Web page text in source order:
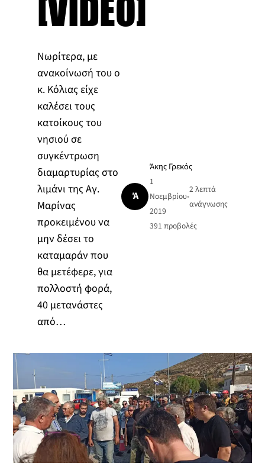
[VIDEO]
Νωρίτερα, με
ανακοίνωσή του ο
κ. Κόλιας είχε
καλέσει τους
κατοίκους του
νησιού σε
συγκέντρωση
διαμαρτυρίας στο
λιμάνι της Αγ.
Μαρίνας
προκειμένου να
μην δέσει το
καταμαράν που
θα μετέφερε, για
πολλοστή φορά,
40 μετανάστες
από…
Ά
Άκης Γρεκός
1
Νοεμβρίου
2019
•
2 λεπτά
ανάγνωσης
391 προβολές